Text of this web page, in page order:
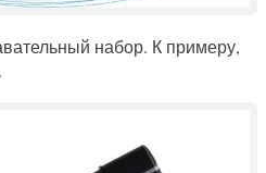
набор. К примеру,